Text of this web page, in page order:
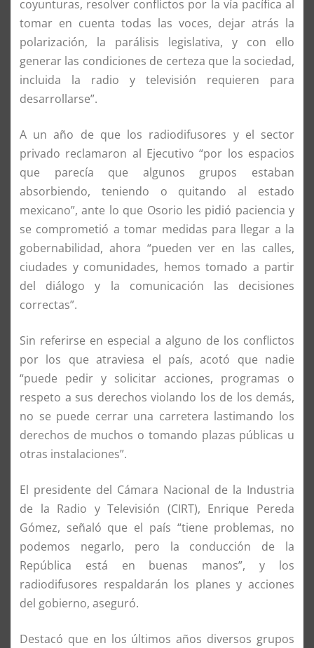
coyunturas, resolver conflictos por la vía pacífica al
tomar en cuenta todas las voces, dejar atrás la
polarización, la parálisis legislativa, y con ello
generar las condiciones de certeza que la sociedad,
incluida la radio y televisión requieren para
desarrollarse”.
A un año de que los radiodifusores y el sector
privado reclamaron al Ejecutivo “por los espacios
que parecía que algunos grupos estaban
absorbiendo, teniendo o quitando al estado
mexicano”, ante lo que Osorio les pidió paciencia y
se comprometió a tomar medidas para llegar a la
gobernabilidad, ahora “pueden ver en las calles,
ciudades y comunidades, hemos tomado a partir
del diálogo y la comunicación las decisiones
correctas”.
Sin referirse en especial a alguno de los conflictos
por los que atraviesa el país, acotó que nadie
“puede pedir y solicitar acciones, programas o
respeto a sus derechos violando los de los demás,
no se puede cerrar una carretera lastimando los
derechos de muchos o tomando plazas públicas u
otras instalaciones”.
El presidente del Cámara Nacional de la Industria
de la Radio y Televisión (CIRT), Enrique Pereda
Gómez, señaló que el país “tiene problemas, no
podemos negarlo, pero la conducción de la
República está en buenas manos”, y los
radiodifusores respaldarán los planes y acciones
del gobierno, aseguró.
Destacó que en los últimos años diversos grupos